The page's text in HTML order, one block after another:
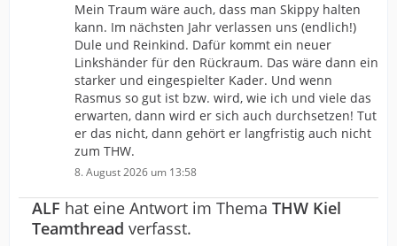
Mein Traum wäre auch, dass man Skippy halten
kann. Im nächsten Jahr verlassen uns (endlich!)
Dule und Reinkind. Dafür kommt ein neuer
Linkshänder für den Rückraum. Das wäre dann ein
starker und eingespielter Kader. Und wenn
Rasmus so gut ist bzw. wird, wie ich und viele das
erwarten, dann wird er sich auch durchsetzen! Tut
er das nicht, dann gehört er langfristig auch nicht
zum THW.
8. August 2026 um 13:58
ALF hat eine Antwort im Thema THW Kiel
Teamthread verfasst.